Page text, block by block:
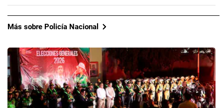
Más sobre Policía Nacional